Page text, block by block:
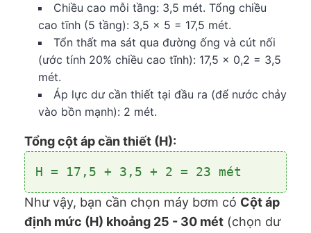
Chiều cao mỗi tầng: 3,5 mét. Tổng chiều
cao tĩnh (5 tầng): 3,5 x 5 = 17,5 mét.
Tổn thất ma sát qua đường ống và cút nối
(ước tính 20% chiều cao tĩnh): 17,5 x 0,2 = 3,5
mét.
Áp lực dư cần thiết tại đầu ra (để nước chảy
vào bồn mạnh): 2 mét.
Tổng cột áp cần thiết (H):
H = 17,5 + 3,5 + 2 = 23 mét
Như vậy, bạn cần chọn máy bơm có Cột áp
định mức (H) khoảng 25 - 30 mét (chọn dư